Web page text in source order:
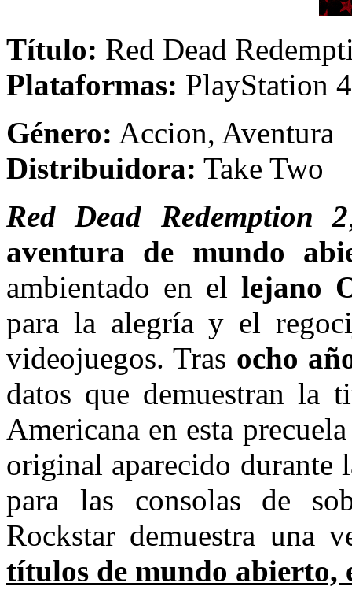
Título: Red Dead
Plataformas: PlayStation
Género: Accion,
Distribuidora: Take Two
Red Dead Redemption 2
aventura de mundo
ambientado en el lejano
para la alegría y el
videojuegos. Tras ocho
datos que demuestran la
Americana en esta
original aparecido durante
para las consolas de
Rockstar demuestra una
títulos de mundo abierto,